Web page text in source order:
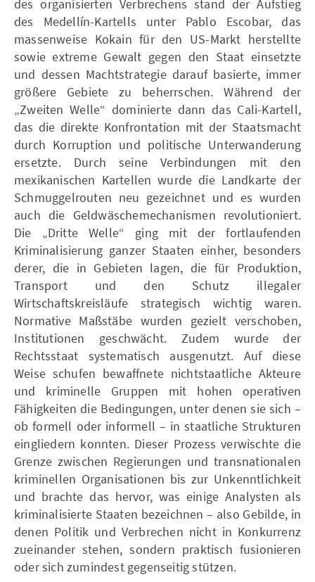
des organisierten Verbrechens stand der Aufstieg
des Medellín-Kartells unter Pablo Escobar, das
massenweise Kokain für den US-Markt herstellte
sowie extreme Gewalt gegen den Staat einsetzte
und dessen Machtstrategie darauf basierte, immer
größere Gebiete zu beherrschen. Während der
„Zweiten Welle“ dominierte dann das Cali-Kartell,
das die direkte Konfrontation mit der Staatsmacht
durch Korruption und politische Unterwanderung
ersetzte. Durch seine Verbindungen mit den
mexikanischen Kartellen wurde die Landkarte der
Schmuggelrouten neu gezeichnet und es wurden
auch die Geldwäschemechanismen revolutioniert.
Die „Dritte Welle“ ging mit der fortlaufenden
Kriminalisierung ganzer Staaten einher, besonders
derer, die in Gebieten lagen, die für Produktion,
Transport und den Schutz illegaler
Wirtschaftskreisläufe strategisch wichtig waren.
Normative Maßstäbe wurden gezielt verschoben,
Institutionen geschwächt. Zudem wurde der
Rechtsstaat systematisch ausgenutzt. Auf diese
Weise schufen bewaffnete nichtstaatliche Akteure
und kriminelle Gruppen mit hohen operativen
Fähigkeiten die Bedingungen, unter denen sie sich –
ob formell oder informell – in staatliche Strukturen
eingliedern konnten. Dieser Prozess verwischte die
Grenze zwischen Regierungen und transnationalen
kriminellen Organisationen bis zur Unkenntlichkeit
und brachte das hervor, was einige Analysten als
kriminalisierte Staaten bezeichnen – also Gebilde, in
denen Politik und Verbrechen nicht in Konkurrenz
zueinander stehen, sondern praktisch fusionieren
oder sich zumindest gegenseitig stützen.